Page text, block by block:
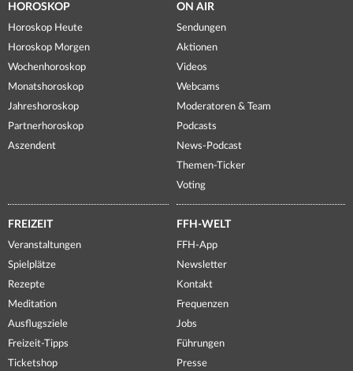
HOROSKOP
Horoskop Heute
Horoskop Morgen
Wochenhoroskop
Monatshoroskop
Jahreshoroskop
Partnerhoroskop
Aszendent
ON AIR
Sendungen
Aktionen
Videos
Webcams
Moderatoren & Team
Podcasts
News-Podcast
Themen-Ticker
Voting
FREIZEIT
Veranstaltungen
Spielplätze
Rezepte
Meditation
Ausflugsziele
Freizeit-Tipps
Ticketshop
FFH-WELT
FFH-App
Newsletter
Kontakt
Frequenzen
Jobs
Führungen
Presse